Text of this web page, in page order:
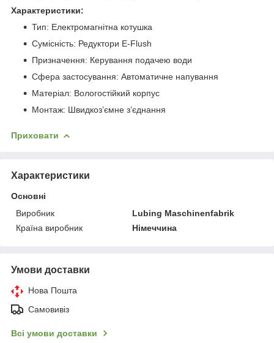
Характеристики:
Тип: Електромагнітна котушка
Сумісність: Редуктори E-Flush
Призначення: Керування подачею води
Сфера застосування: Автоматичне напування
Матеріал: Вологостійкий корпус
Монтаж: Швидкоз’ємне з’єднання
Приховати
Характеристики
Основні
Виробник
Lubing Maschinenfabrik
Країна виробник
Німеччина
Умови доставки
Нова Пошта
Самовивіз
Всі умови доставки